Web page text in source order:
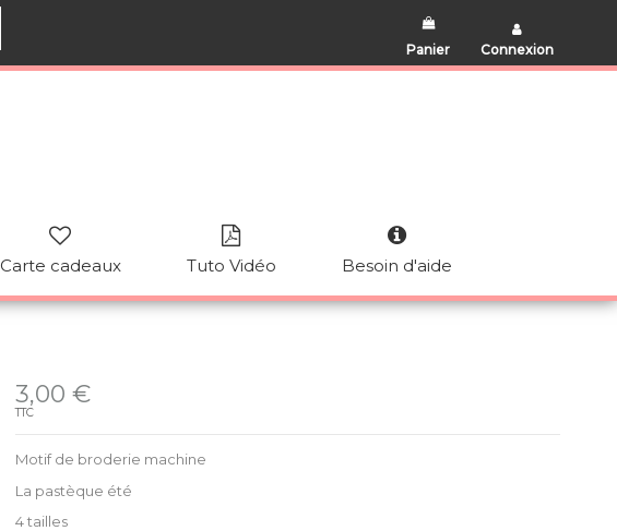
Connexion
Panier
Carte cadeaux Tuto Vidéo Besoin d'aide
3,00 €
TTC
Motif de broderie machine
La pastèque été
4 tailles